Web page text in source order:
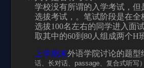
学校没有所谓的入学考试，但
选拔考试，。笔试阶段是在全
选拔100名左右的同学进入面
取其中的60到 80人组成两个H
上学期末外语学院讨论的题型
话、长对话、 passage、复合式听写